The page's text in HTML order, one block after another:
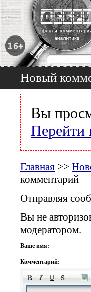
Новый
Вы
Перейти
Главная >>
комментарий
Отправляя
Вы не
модератором.
Ваше имя:
Комментарий:
-
-